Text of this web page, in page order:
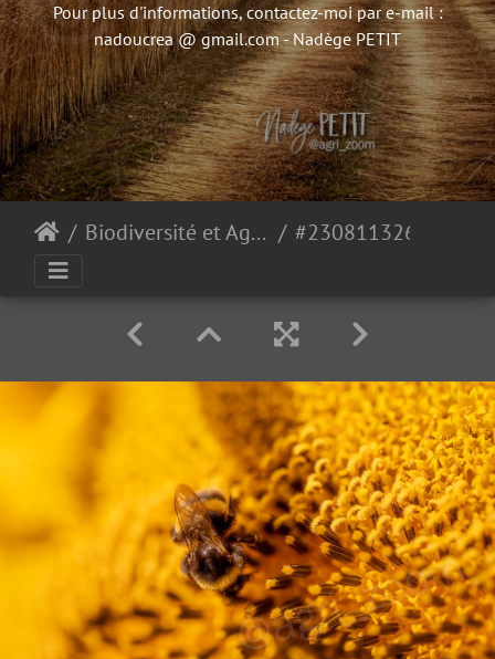
Pour plus d'informations, contactez-moi par e-mail :
nadoucrea @ gmail.com - Nadège PETIT
Biodiversité et Agroécologie